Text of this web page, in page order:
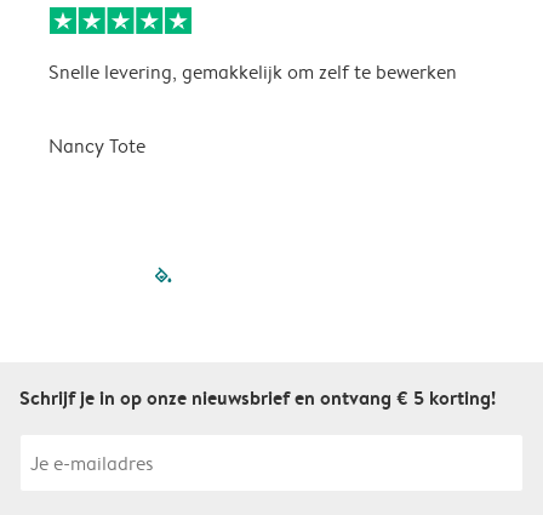
Snelle levering, gemakkelijk om zelf te bewerken
Nancy Tote
filled-pagination
Schrijf je in op onze nieuwsbrief en ontvang € 5 korting!